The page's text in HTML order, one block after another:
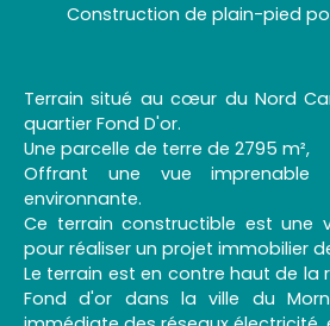
Construction de plain-pied
Terrain situé au cœur du Nord
quartier Fond D'or.
Une parcelle de terre de 2795 m²,
Offrant une vue imprenable
environnante.
Ce terrain constructible est une
pour réaliser un projet immobilier
Le terrain est en contre haut de la
Fond d'or dans la ville du